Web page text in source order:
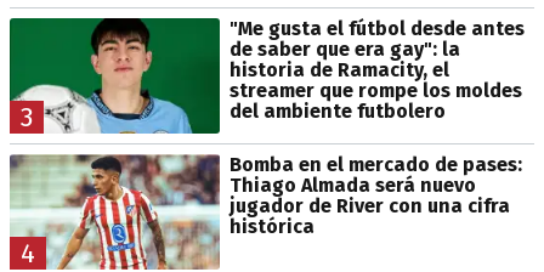
3
"Me gusta el fútbol desde antes
de saber que era gay": la
historia de Ramacity, el
streamer que rompe los moldes
del ambiente futbolero
4
Bomba en el mercado de pases:
Thiago Almada será nuevo
jugador de River con una cifra
histórica